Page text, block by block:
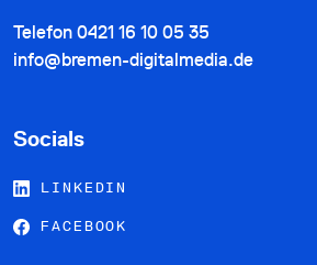
Telefon 0421 16 10 05 35
info@bremen-digitalmedia.de
Socials
LINKEDIN
FACEBOOK